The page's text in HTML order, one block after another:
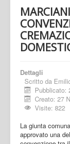
Dettagli
Scritto da
Pubblicato:
Creato: 27
Visite: 822
La giunta
approvato una